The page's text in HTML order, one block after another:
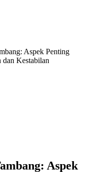
Aspek Penting
dan Kestabilan
Aspek